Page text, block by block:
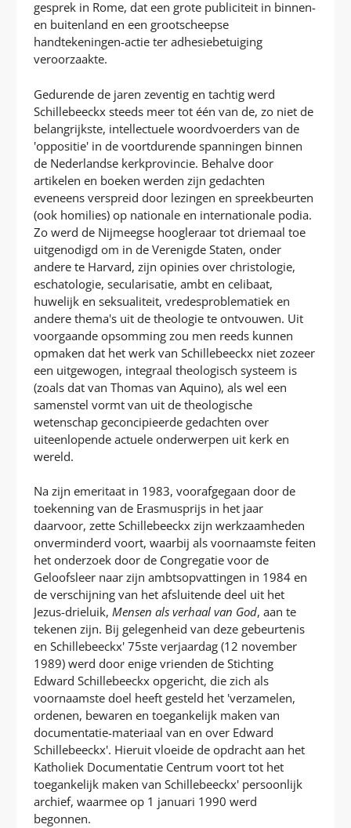
gesprek in Rome, dat een grote publiciteit in binnen-
en buitenland en een grootscheepse
handtekeningen-actie ter adhesiebetuiging
veroorzaakte.
Gedurende de jaren zeventig en tachtig werd
Schillebeeckx steeds meer tot één van de, zo niet de
belangrijkste, intellectuele woordvoerders van de
'oppositie' in de voortdurende spanningen binnen
de Nederlandse kerkprovincie. Behalve door
artikelen en boeken werden zijn gedachten
eveneens verspreid door lezingen en spreekbeurten
(ook homilies) op nationale en internationale podia.
Zo werd de Nijmeegse hoogleraar tot driemaal toe
uitgenodigd om in de Verenigde Staten, onder
andere te Harvard, zijn opinies over christologie,
eschatologie, secularisatie, ambt en celibaat,
huwelijk en seksualiteit, vredesproblematiek en
andere thema's uit de theologie te ontvouwen. Uit
voorgaande opsomming zou men reeds kunnen
opmaken dat het werk van Schillebeeckx niet zozeer
een uitgewogen, integraal theologisch systeem is
(zoals dat van Thomas van Aquino), als wel een
samenstel vormt van uit de theologische
wetenschap geconcipieerde gedachten over
uiteenlopende actuele onderwerpen uit kerk en
wereld.
Na zijn emeritaat in 1983, voorafgegaan door de
toekenning van de Erasmusprijs in het jaar
daarvoor, zette Schillebeeckx zijn werkzaamheden
onverminderd voort, waarbij als voornaamste feiten
het onderzoek door de Congregatie voor de
Geloofsleer naar zijn ambtsopvattingen in 1984 en
de verschijning van het afsluitende deel uit het
Jezus-drieluik,Mensen als verhaal van God, aan te
tekenen zijn. Bij gelegenheid van deze gebeurtenis
en Schillebeeckx' 75ste verjaardag (12 november
1989) werd door enige vrienden de Stichting
Edward Schillebeeckx opgericht, die zich als
voornaamste doel heeft gesteld het 'verzamelen,
ordenen, bewaren en toegankelijk maken van
documentatie-materiaal van en over Edward
Schillebeeckx'. Hieruit vloeide de opdracht aan het
Katholiek Documentatie Centrum voort tot het
toegankelijk maken van Schillebeeckx' persoonlijk
archief, waarmee op 1 januari 1990 werd
begonnen.